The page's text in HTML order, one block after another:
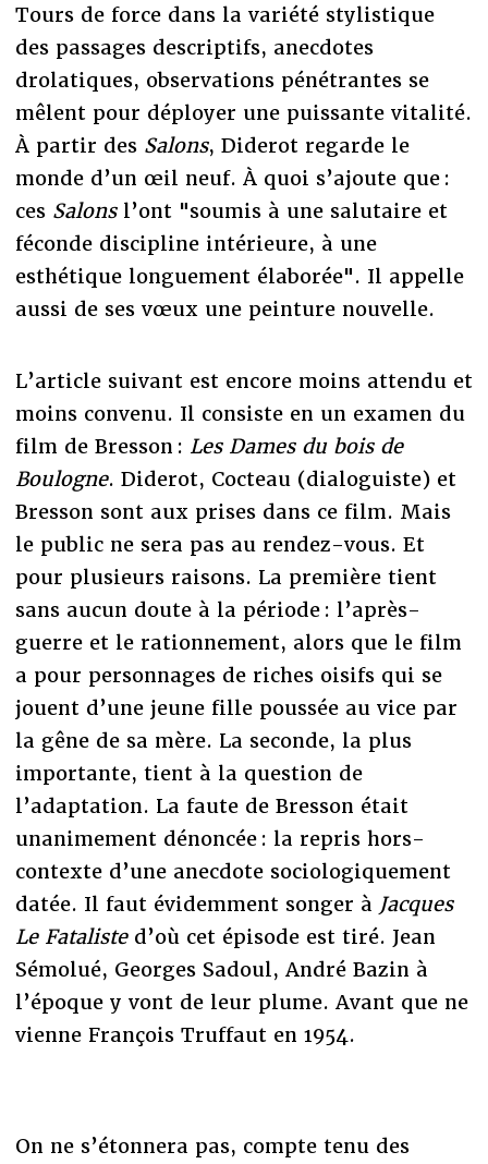
Tours de force dans la variété stylistique
des passages descriptifs, anecdotes
drolatiques, observations pénétrantes se
mêlent pour déployer une puissante vitalité.
À partir des Salons, Diderot regarde le
monde d’un œil neuf. À quoi s’ajoute que :
ces Salonsl’ont "soumis à une salutaire et
féconde discipline intérieure, à une
esthétique longuement élaborée". Il appelle
aussi de ses vœux une peinture nouvelle.
L’article suivant est encore moins attendu et
moins convenu. Il consiste en un examen du
film de Bresson : Les Dames du bois de
Boulogne. Diderot, Cocteau (dialoguiste) et
Bresson sont aux prises dans ce film. Mais
le public ne sera pas au rendez-vous. Et
pour plusieurs raisons. La première tient
sans aucun doute à la période : l’après-
guerre et le rationnement, alors que le film
a pour personnages de riches oisifs qui se
jouent d’une jeune fille poussée au vice par
la gêne de sa mère. La seconde, la plus
importante, tient à la question de
l’adaptation. La faute de Bresson était
unanimement dénoncée : la repris hors-
contexte d’une anecdote sociologiquement
datée. Il faut évidemment songer à Jacques
Le Fatalisted’où cet épisode est tiré. Jean
Sémolué, Georges Sadoul, André Bazin à
l’époque y vont de leur plume. Avant que ne
vienne François Truffaut en 1954.
On ne s’étonnera pas, compte tenu des